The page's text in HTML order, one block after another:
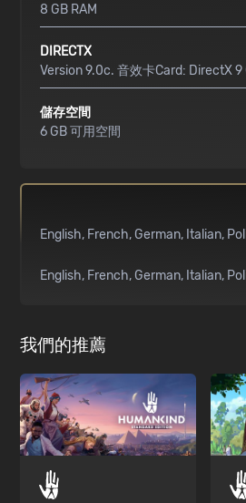
8 GB RAM
DIRECTX
Version 9.0c. 音效卡Card: DirectX
儲存空間
6 GB 可用空間
English French German Italian
English French German Italian
我們的推薦